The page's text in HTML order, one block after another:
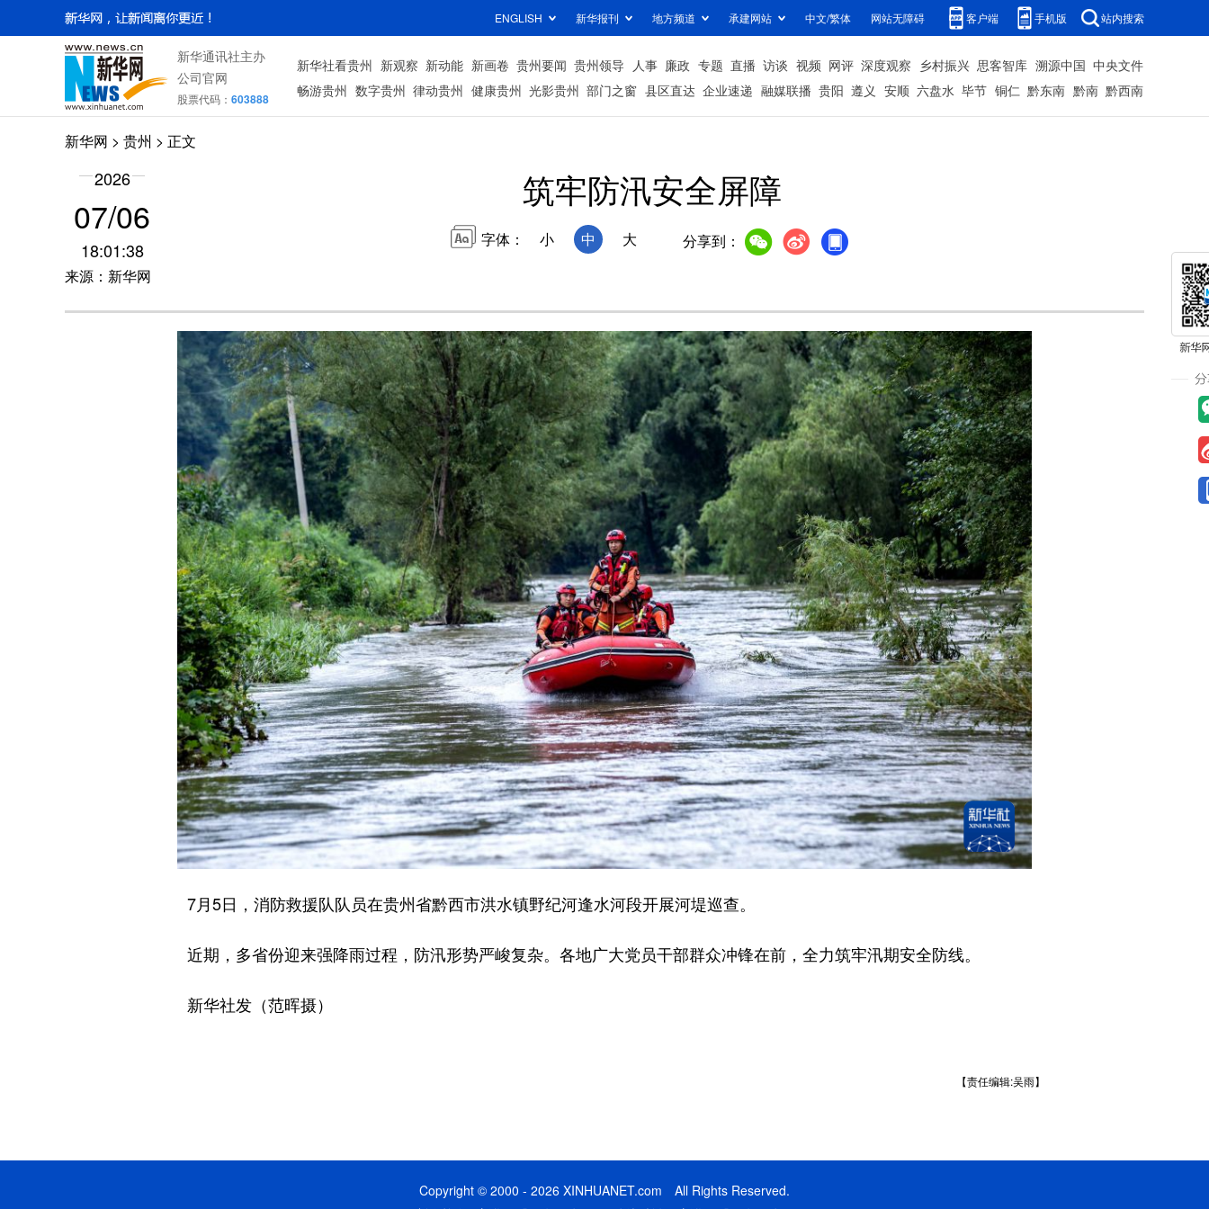
ENGLISH 新华报刊 地方频道 承建网站 中文/繁体 网站无障碍 客户端 手机版 站内搜索
新华通讯社主办
公司官网
股票代码： 603888
新华社看贵州 新观察 新动能 新画卷 贵州要闻 贵州领导 人事 廉政 专题 直播 访谈 视频 网评 深度观察 乡村振兴 思客智库 溯源中国 中央文件
畅游贵州 数字贵州 律动贵州 健康贵州 光影贵州 部门之窗 县区直达 企业速递 融媒联播 贵阳 遵义 安顺 六盘水 毕节 铜仁 黔东南 黔南 黔西南
新华网 > 贵州 > 正文
2026
07/06
18:01:38
来源：新华网
筑牢防汛安全屏障
字体： 小 中 大 分享到：
7月5日，消防救援队队员在贵州省黔西市洪水镇野纪河逢水河段开展河堤巡查。
近期，多省份迎来强降雨过程，防汛形势严峻复杂。各地广大党员干部群众冲锋在前，全力筑牢汛期安全防线。
新华社发（范晖摄）
【责任编辑:吴雨】
Copyright © 2000 - 2026 XINHUANET.com All Rights Reserved.